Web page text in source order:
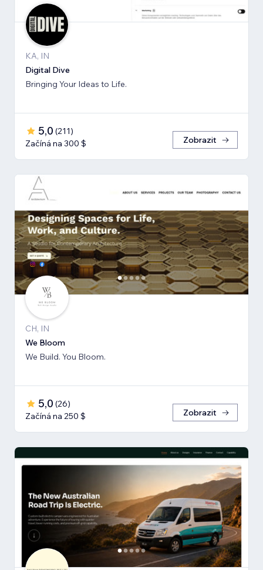
KA, IN
Digital Dive
Bringing Your Ideas to Life.
5,0 (211)
Začíná na 300 $
Zobrazit
CH, IN
We Bloom
We Build. You Bloom.
5,0 (26)
Začíná na 250 $
Zobrazit